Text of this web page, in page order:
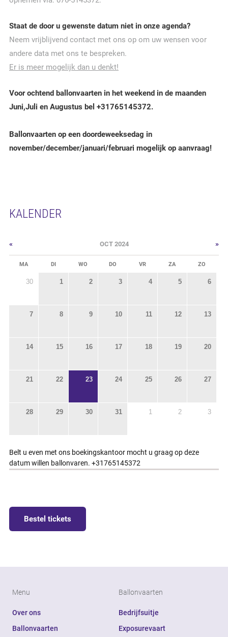
Staat de door u gewenste datum niet in onze agenda?
Neem vrijblijvend contact met ons op om uw wensen voor
andere data met ons te bespreken.
Er is meer mogelijk dan u denkt!
Voor ochtend ballonvaarten in het weekend in de maanden
Juni,Juli en Augustus bel +31765145372.
Ballonvaarten op een doordeweeksedag in
november/december/januari/februari mogelijk op aanvraag!
KALENDER
« OCT 2024 »
MA DI WO DO VR ZA ZO
30 1 2 3 4 5 6
7 8 9 10 11 12 13
14 15 16 17 18 19 20
21 22 23 24 25 26 27
28 29 30 31 1 2 3
Belt u even met ons boekingskantoor mocht u graag op deze
datum willen ballonvaren. +31765145372
Bestel tickets
Menu
Over ons
Ballonvaarten
Ballonvaarten
Bedrijfsuitje
Exposurevaart